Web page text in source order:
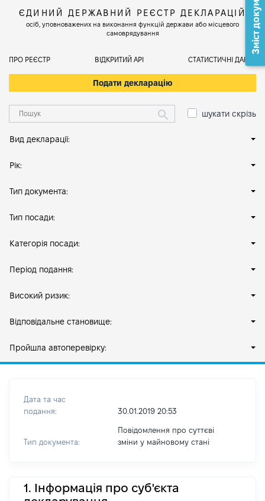
ЄДИНИЙ ДЕРЖАВНИЙ РЕЄСТР ДЕКЛАРАЦІЙ
осіб, уповноважених на виконання функцій держави або місцевого
самоврядування
ПРО РЕЄСТР ВІДКРИТИЙ АРІ СТАТИСТИЧНІ ДАНІ
Подати декларацію
шукати скрізь
Вид декларації:
Рік:
Тип документа:
Тип посади:
Категорія посади:
Період подання:
Високий ризик:
Відповідальне становище:
Пройшла автоперевірку:
Дата та час
подання:
30.01.2019 20:53
Тип документа:
Повідомлення про суттєві
зміни y майновому стані
1. Інформація про суб'єкта
Зміст документа